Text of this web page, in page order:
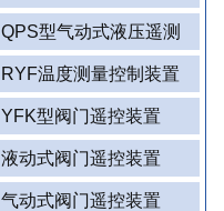
QPS型气动式液压遥测
RYF温度测量控制装置
YFK型阀门遥控装置
液动式阀门遥控装置
气动式阀门遥控装置